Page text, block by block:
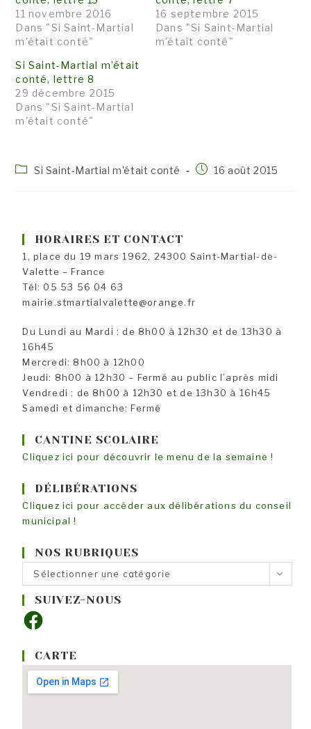
11 novembre 2016
Dans "Si Saint-Martial
m'était conté"
16 septembre 2015
Dans "Si Saint-Martial
m'était conté"
Si Saint-Martial m’était
conté, lettre 8
29 décembre 2015
Dans "Si Saint-Martial
m'était conté"
PostSi Saint-Martial m'était conté
Publication
16 août 2015
HORAIRES ET CONTACT
1, place du 19 mars 1962, 24300 Saint-Martial-de-
Valette – France
Tél: 05 53 56 04 63
mairie.stmartialvalette@orange.fr
Du Lundi au Mardi : de 8h00 à 12h30 et de 13h30 à
16h45
Mercredi: 8h00 à 12h00
Jeudi: 8h00 à 12h30 – Fermé au public l’après midi
Vendredi : de 8h00 à 12h30 et de 13h30 à 16h45
Samedi et dimanche: Fermé
CANTINE SCOLAIRE
Cliquez ici pour découvrir le menu de la semaine !
DÉLIBÉRATIONS
Cliquez ici pour accéder aux délibérations du conseil
municipal !
NOS RUBRIQUES
Nos
rubriques
Sélectionner une catégorie
SUIVEZ-NOUS
Facebook
CARTE